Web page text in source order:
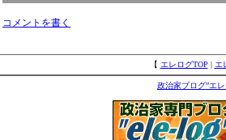
コメントを書く
【 エレログTOP | エ
政治家ブログ”エ